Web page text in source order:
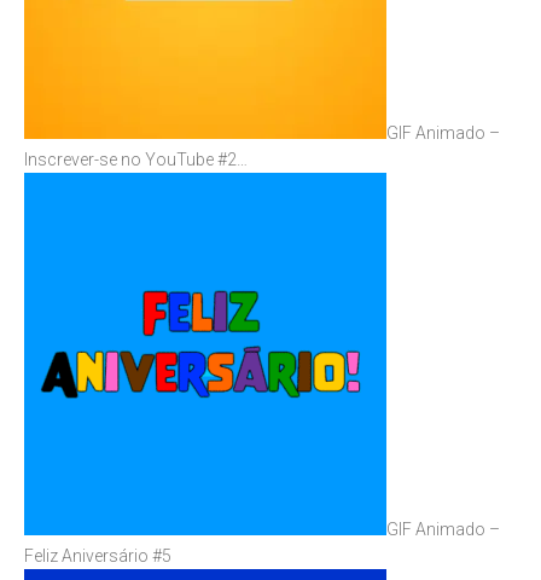
GIF Animado –
Inscrever-se no YouTube #2…
GIF Animado –
Feliz Aniversário #5